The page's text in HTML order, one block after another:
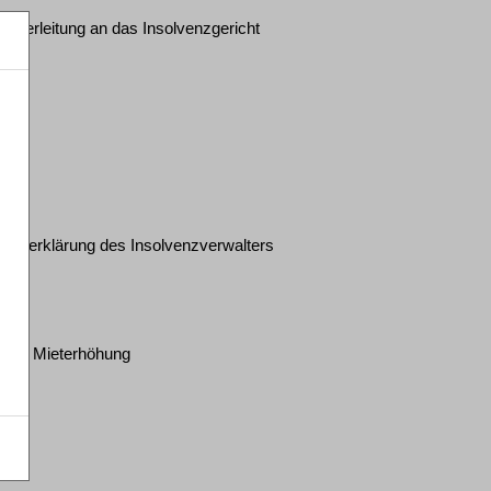
an das Insolvenzgericht
des Insolvenzverwalters
Mieterhöhung